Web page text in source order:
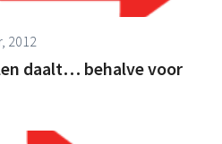
2012
daalt… behalve voor